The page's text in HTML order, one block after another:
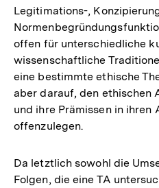
Legitimations-,
offen für unterschiedliche
wissenschaftliche
eine bestimmte ethische
aber darauf, den ethischen
und ihre Prämissen in ihren
offenzulegen.
Da letztlich sowohl die
Folgen, die eine TA